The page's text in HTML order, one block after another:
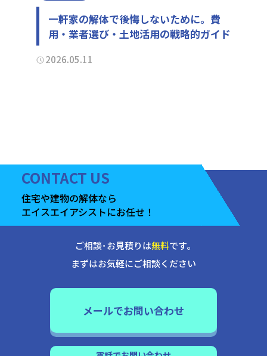
一軒家の解体で後悔しないために。費
用・業者選び・土地活用の戦略的ガイド
2026.05.11
CONTACT US
住宅や建物の解体なら
エイスエイアシストにお任せ！
ご相談･お見積りは無料です｡
まずはお気軽にご相談ください
メールでお問い合わせ